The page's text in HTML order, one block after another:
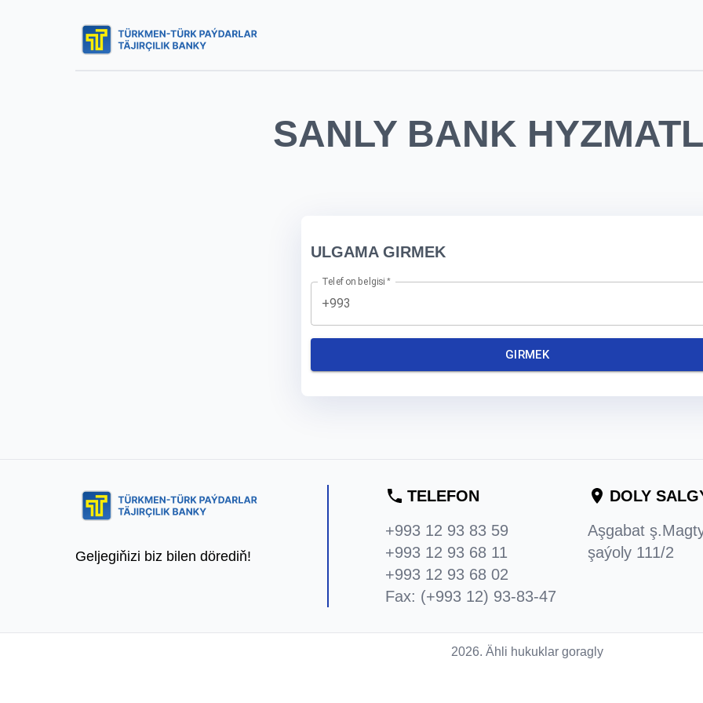
SANLY BANK
ULGAMA GIRMEK
Telefon belgisi *
+993
GIRMEK
Geljegiňizi biz bilen dörediň!
TELEFON
+993 12 93 83 59
+993 12 93 68 11
+993 12 93 68 02
Fax: (+993 12) 93-83-47
DOLY
Aşgabat
şaýoly 111/2
2026. Ähli hukuklar goragly